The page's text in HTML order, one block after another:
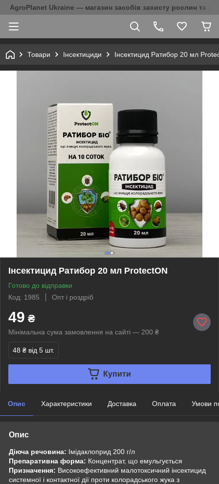
AgroPlanet Ukraine — магазин засобів захисту рослин та
Товари Інсектициди Інсектицид Ратибор 20 мл
Інсектицид Ратибор 20 мл ProtectON
Готово до відправки
Код: 1985
Опт і роздріб
49 ₴
Мінімальна сума замовлення на сайті — 200 ₴
48 ₴ від 5 шт.
Купити
Опис Характеристики Доставка Оплата Умови
Опис
Діюча речовина: Імідаклоприд 200 г/л
Препаративна форма: Концентрат, що емульгується
Призначення: Високоефективний малотоксичний інсектицид
системної і контактної дії проти колорадського жука з